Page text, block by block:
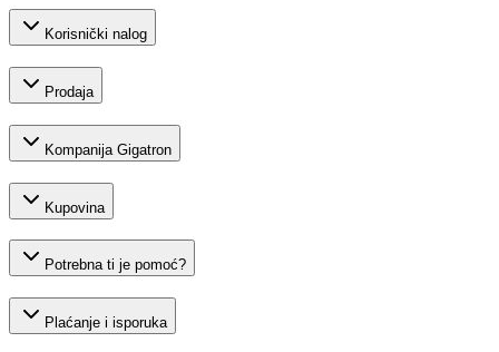
Korisnički nalog
Prodaja
Kompanija Gigatron
Kupovina
Potrebna ti je pomoć?
Plaćanje i isporuka